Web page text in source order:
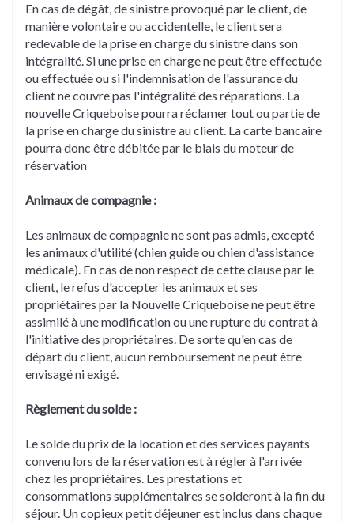
En cas de dégât, de sinistre provoqué par le client, de
manière volontaire ou accidentelle, le client sera
redevable de la prise en charge du sinistre dans son
intégralité. Si une prise en charge ne peut être effectuée
ou effectuée ou si l'indemnisation de l'assurance du
client ne couvre pas l'intégralité des réparations. La
nouvelle Criqueboise pourra réclamer tout ou partie de
la prise en charge du sinistre au client. La carte bancaire
pourra donc être débitée par le biais du moteur de
réservation
Animaux de compagnie :
Les animaux de compagnie ne sont pas admis, excepté
les animaux d'utilité (chien guide ou chien d'assistance
médicale). En cas de non respect de cette clause par le
client, le refus d'accepter les animaux et ses
propriétaires par la Nouvelle Criqueboise ne peut être
assimilé à une modification ou une rupture du contrat à
l'initiative des propriétaires. De sorte qu'en cas de
départ du client, aucun remboursement ne peut être
envisagé ni exigé.
Règlement du solde :
Le solde du prix de la location et des services payants
convenu lors de la réservation est à régler à l'arrivée
chez les propriétaires. Les prestations et
consommations supplémentaires se solderont à la fin du
séjour. Un copieux petit déjeuner est inclus dans chaque